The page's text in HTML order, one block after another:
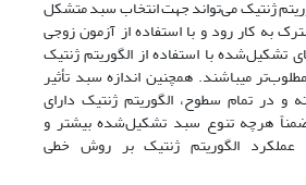
ژنتیک می‌تواند جهت انتخاب سبد متشکل
به کار رود و با استفاده از آزمون زوجی
با استفاده از الگوریتم ژنتیک
می­باشند. همچنین اندازه سبد تأثیر
و در تمام سطوح، الگوریتم ژنتیک دارای
هرچه تنوع سبد تشکیل‌شده بیشتر و
عملکرد الگوریتم ژنتیک بر روش خطی